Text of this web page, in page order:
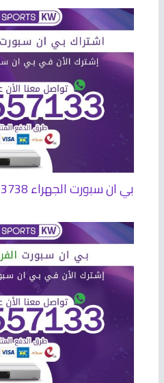
بي ان سبورت الجهراء 66633738 الكويت